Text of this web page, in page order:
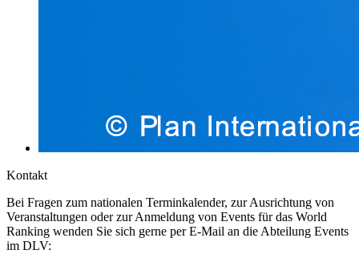
Kontakt
Bei Fragen zum nationalen Terminkalender, zur Ausrichtung von
Veranstaltungen oder zur Anmeldung von Events für das World
Ranking wenden Sie sich gerne per E-Mail an die Abteilung Events
im DLV: